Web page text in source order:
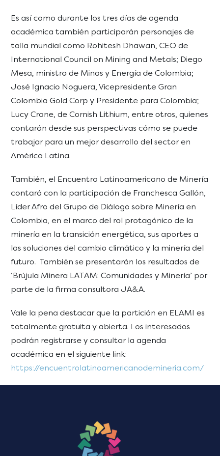
Es así como durante los tres días de agenda
académica también participarán personajes de
talla mundial como Rohitesh Dhawan, CEO de
International Council on Mining and Metals; Diego
Mesa, ministro de Minas y Energía de Colombia;
José Ignacio Noguera, Vicepresidente Gran
Colombia Gold Corp y Presidente para Colombia;
Lucy Crane, de Cornish Lithium, entre otros, quienes
contarán desde sus perspectivas cómo se puede
trabajar para un mejor desarrollo del sector en
América Latina.
También, el Encuentro Latinoamericano de Minería
contará con la participación de Franchesca Gallón,
Líder Afro del Grupo de Diálogo sobre Minería en
Colombia, en el marco del rol protagónico de la
minería en la transición energética, sus aportes a
las soluciones del cambio climático y la minería del
futuro. También se presentarán los resultados de
‘Brújula Minera LATAM: Comunidades y Minería’ por
parte de la firma consultora JA&A.
Vale la pena destacar que la partición en ELAMI es
totalmente gratuita y abierta. Los interesados
podrán registrarse y consultar la agenda
académica en el siguiente link:
https://encuentrolatinoamericanodemineria.com/